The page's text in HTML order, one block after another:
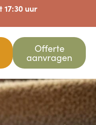
uur
Offerte
aanvragen